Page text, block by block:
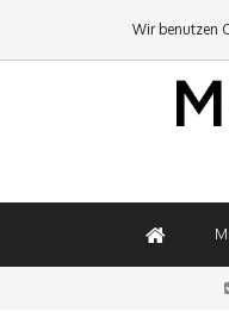
Wir benutzen